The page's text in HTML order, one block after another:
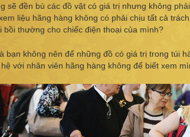
sẽ đền bù các đồ vật có giá trị nhưng không
liệu hãng hàng không có phải chịu tất cả
bồi thường cho chiếc điện thoại của mình?
bạn không nên để những đồ có giá trị trong túi
với nhân viên hãng hàng không để biết xem